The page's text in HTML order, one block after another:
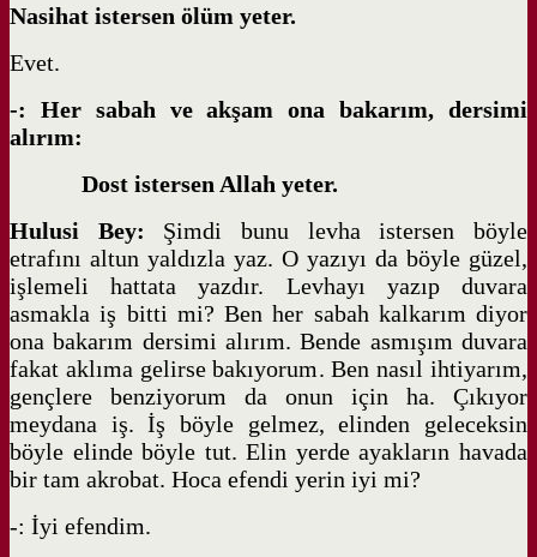
Nasihat istersen ölüm yeter.
Evet.
-: Her sabah ve akşam ona bakarım, dersimi
alırım:
Dost istersen Allah yeter.
Hulusi Bey: Şimdi bunu levha istersen böyle
etrafını altun yaldızla yaz. O yazıyı da böyle güzel,
işlemeli hattata yazdır. Levhayı yazıp duvara
asmakla iş bitti mi? Ben her sabah kalkarım diyor
ona bakarım dersimi alırım. Bende asmışım duvara
fakat aklıma gelirse bakıyorum. Ben nasıl ihtiyarım,
gençlere benziyorum da onun için ha. Çıkıyor
meydana iş. İş böyle gelmez, elinden geleceksin
böyle elinde böyle tut. Elin yerde ayakların havada
bir tam akrobat. Hoca efendi yerin iyi mi?
-: İyi efendim.